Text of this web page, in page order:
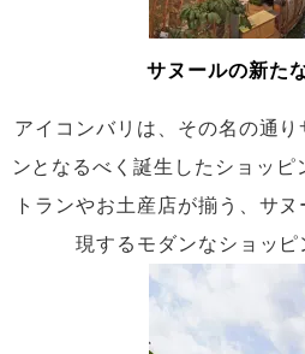
サヌールの新た
アイコンバリは、その名の通
ンとなるべく誕生したショッピ
トランやお土産店が揃う、サ
現するモダンなショッピ